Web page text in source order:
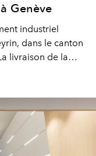
Genève
industriel
dans le canton
livraison de la
fin 2025.